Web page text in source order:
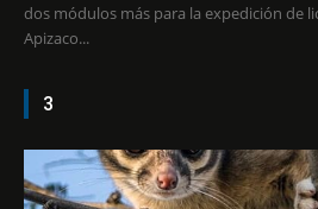
dos módulos más para la expedición de
Apizaco...
3